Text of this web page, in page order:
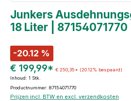
Junkers
18 Liter | 87154071770
-20.12 %
€ 199,99* € 250,35* (20.12% bespaard)
Inhoud: 1 Stk.
Productnummer: 87154071770
Prijzen incl. BTW en excl. verzendkosten